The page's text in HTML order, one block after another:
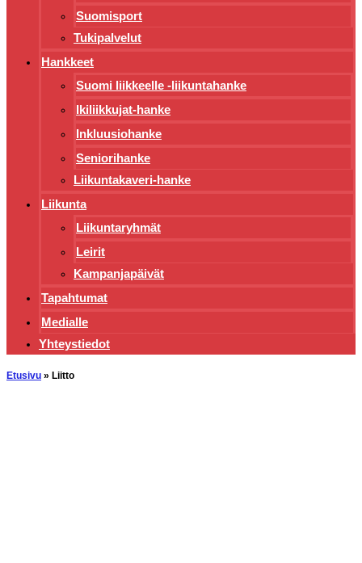
Suomisport
Tukipalvelut
Hankkeet
Suomi liikkeelle -liikuntahanke
Ikiliikkujat-hanke
Inkluusiohanke
Seniorihanke
Liikuntakaveri-hanke
Liikunta
Liikuntaryhmät
Leirit
Kampanjapäivät
Tapahtumat
Medialle
Yhteystiedot
Etusivu » Liitto